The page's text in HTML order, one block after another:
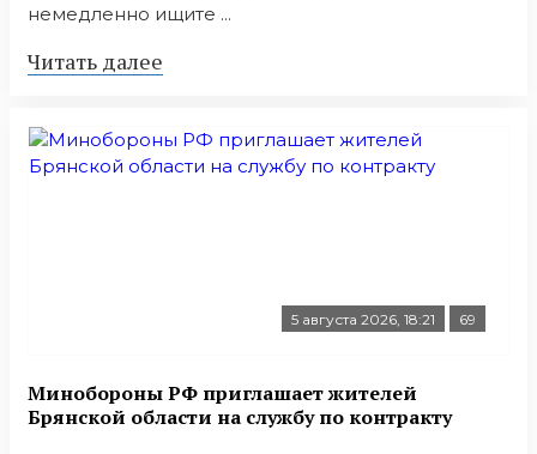
немедленно ищите ...
Читать далее
5 августа 2026, 18:21 69
Минобoроны РФ приглaшaет житeлeй
Брянской области на службу по контракту